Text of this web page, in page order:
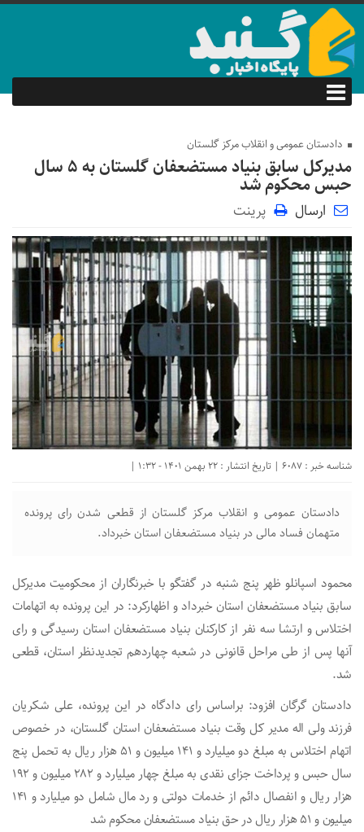
دادستان عمومی و انقلاب مرکز گلستان
مدیرکل سابق بنیاد مستضعفان گلستان به ۵ سال
حبس محکوم شد
ارسال پرینت
شناسه خبر : 6087 | تاریخ انتشار : 22 بهمن 1401 - 1:32 |
دادستان عمومی و انقلاب مرکز گلستان از قطعی شدن رای پرونده
متهمان فساد مالی در بنیاد مستضعفان استان خبرداد.
محمود اسپانلو ظهر پنج شنبه در گفتگو با خبرنگاران از محکومیت مدیرکل
سابق بنیاد مستضعفان استان خبرداد و اظهارکرد: در این پرونده به اتهامات
اختلاس و ارتشا سه نفر از کارکنان بنیاد مستضعفان استان رسیدگی و رای
آنها پس از طی مراحل قانونی در شعبه چهاردهم تجدیدنظر استان، قطعی
شد.
دادستان گرگان افزود: براساس رای دادگاه در این پرونده، علی شکریان
فرزند ولی اله مدیر کل وقت بنیاد مستضعفان استان گلستان، در خصوص
اتهام اختلاس به مبلغ دو میلیارد و ۱۴۱ میلیون و ۵۱ هزار ریال به تحمل پنج
سال حبس و پرداخت جزای نقدی به مبلغ چهار میلیارد و ۲۸۲ میلیون و ۱۹۲
هزار ریال و انفصال دائم از خدمات دولتی و رد مال شامل دو میلیارد و ۱۴۱
میلیون و ۵۱ هزار ریال در حق بنیاد مستضعفان محکوم شد